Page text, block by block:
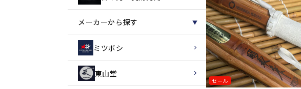
メーカーから探す ▼
ミツボシ
東山堂
セール